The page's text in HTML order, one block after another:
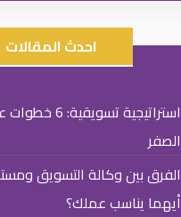
احدث المقالات
استراتيجية
الصفر
الفرق بين وكالة التسويق
أيهما يناسب عملك؟